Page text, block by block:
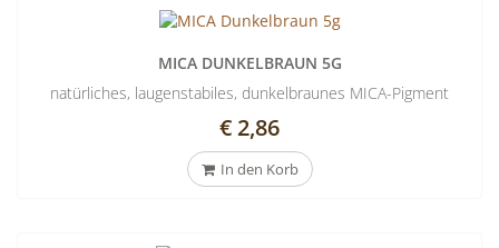
MICA DUNKELBRAUN 5G
natürliches, laugenstabiles, dunkelbraunes MICA-Pigment
€ 2,86
In den Korb